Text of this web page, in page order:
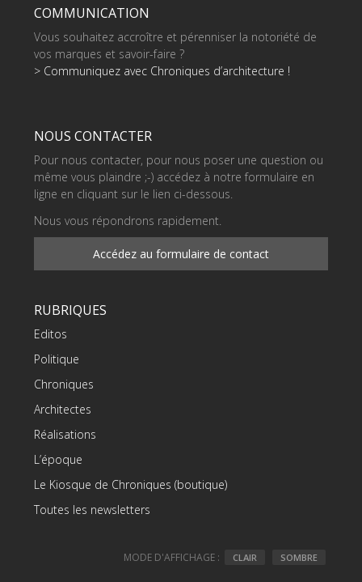
COMMUNICATION
Vous souhaitez accroître et pérenniser la notoriété de
vos marques et savoir-faire ?
> Communiquez avec Chroniques d’architecture !
NOUS CONTACTER
Pour nous contacter, pour nous poser une question ou
même vous plaindre ;-) accédez à notre formulaire en
ligne en cliquant sur le lien ci-dessous.
Nous vous répondrons rapidement.
Accédez au formulaire de contact
RUBRIQUES
Editos
Politique
Chroniques
Architectes
Réalisations
L’époque
Le Kiosque de Chroniques (boutique)
Toutes les newsletters
MODE D'AFFICHAGE : CLAIR SOMBRE